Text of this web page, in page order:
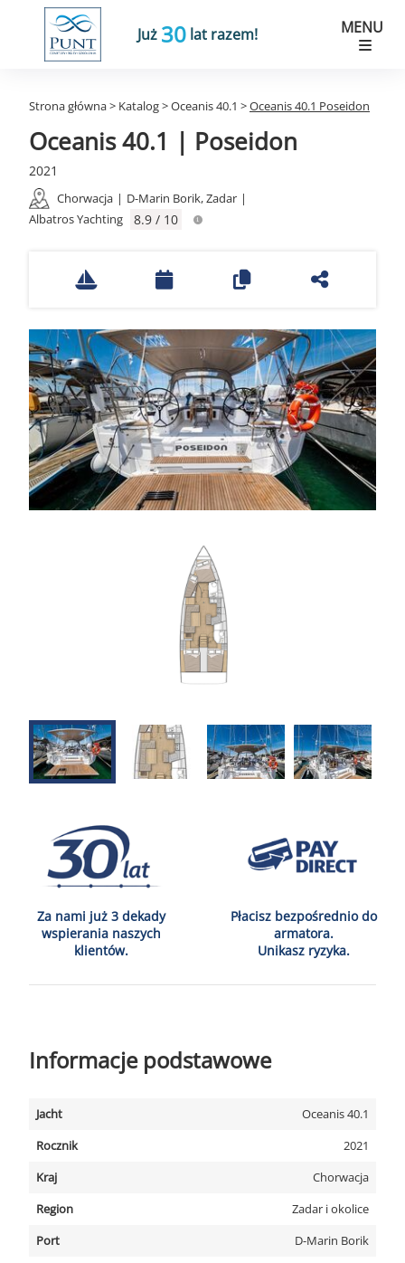
Już 30 lat razem! MENU
Strona główna> Katalog>Oceanis 40.1 >Oceanis 40.1 Poseidon
Oceanis 40.1 | Poseidon
2021
Chorwacja | D-Marin Borik, Zadar |
Albatros Yachting
8.9 / 10
Za nami już 3 dekady
wspierania naszych
klientów.
Płacisz bezpośrednio do
armatora.
Unikasz ryzyka.
Informacje podstawowe
Jacht
Oceanis 40.1
Rocznik
2021
Kraj
Chorwacja
Region
Zadar i okolice
Port
D-Marin Borik